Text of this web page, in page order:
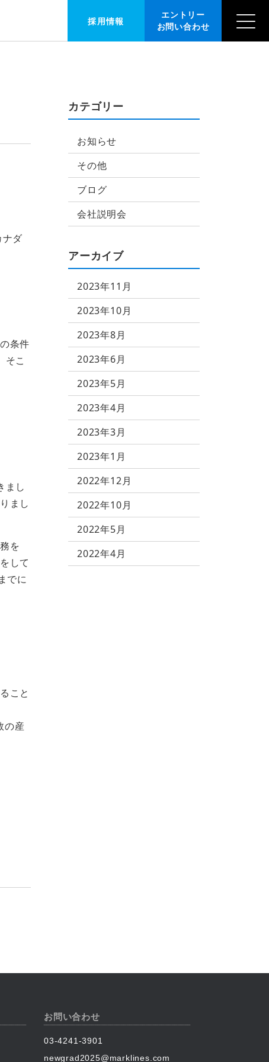
採用情報
エントリー
問い合わせ
ナダ
条件
そこ
まし
まし
を
して
でに
こと
の産
カテゴリー
お知らせ
その他
ブログ
会社説明会
アーカイブ
2023年11月
2023年10月
2023年8月
2023年6月
2023年5月
2023年4月
2023年3月
2023年1月
2022年12月
2022年10月
2022年5月
2022年4月
お問い合わせ
03-4241-3901
newgrad2025@marklines.com